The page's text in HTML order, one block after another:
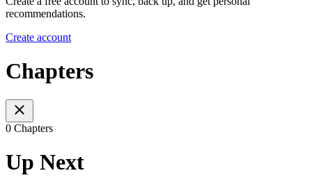
recommendations.
Create account
Chapters
0 Chapters
Up Next